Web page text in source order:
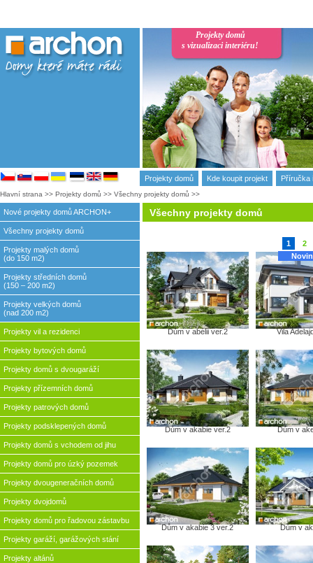
Projekty domů
s vizualizaci interiéru!
Projekty domů Kde koupit projekt Příručka
Hlavní strana >> Projekty domů >> Všechny projekty domů >>
Nové projekty domů ARCHON+
Všechny projekty domů
Projekty malých domů
(do 150 m2)
Projekty středních domů
(150 – 200 m2)
Projekty velkých domů
(nad 200 m2)
Projekty vil a rezidenci
Projekty bytových domů
Projekty domů s dvougaráží
Projekty přízemních domů
Projekty patrových domů
Projekty podsklepených domů
Projekty domů s vchodem od jihu
Projekty domů pro úzký pozemek
Projekty dvougeneračních domů
Projekty dvojdomů
Projekty domů pro řadovou zástavbu
Projekty garáží, garážových stání
Projekty altánů
Všechny projekty domů
1 2
Dům v abélii ver.2 Vila
Dům v akabie ver.2 Dům v
Dům v akabie 3 ver.2 Dům v